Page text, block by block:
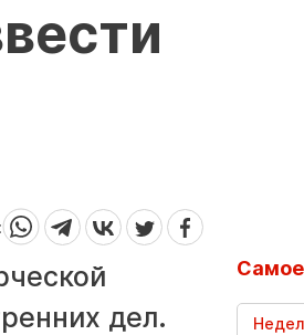
дел.